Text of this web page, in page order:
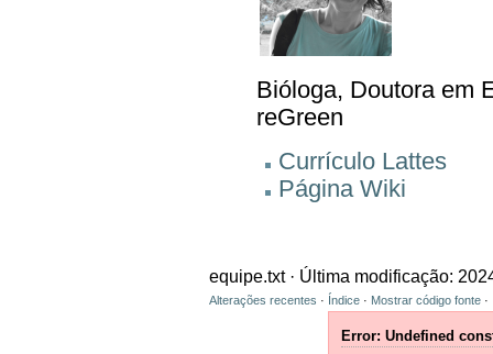
Bióloga, Doutora em
reGreen
Currículo Lattes
Página Wiki
equipe.txt· Última modificação:
Alterações recentes · Índice · Mostrar código fonte ·
Error: Undefined